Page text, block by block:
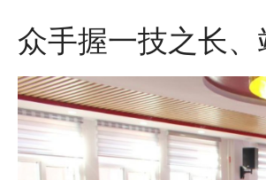
众手握一技之长